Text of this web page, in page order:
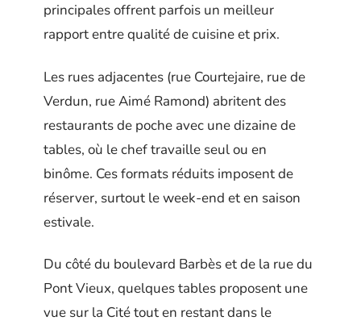
principales offrent parfois un meilleur
rapport entre qualité de cuisine et prix.
Les rues adjacentes (rue Courtejaire, rue de
Verdun, rue Aimé Ramond) abritent des
restaurants de poche avec une dizaine de
tables, où le chef travaille seul ou en
binôme. Ces formats réduits imposent de
réserver, surtout le week-end et en saison
estivale.
Du côté du boulevard Barbès et de la rue du
Pont Vieux, quelques tables proposent une
vue sur la Cité tout en restant dans le